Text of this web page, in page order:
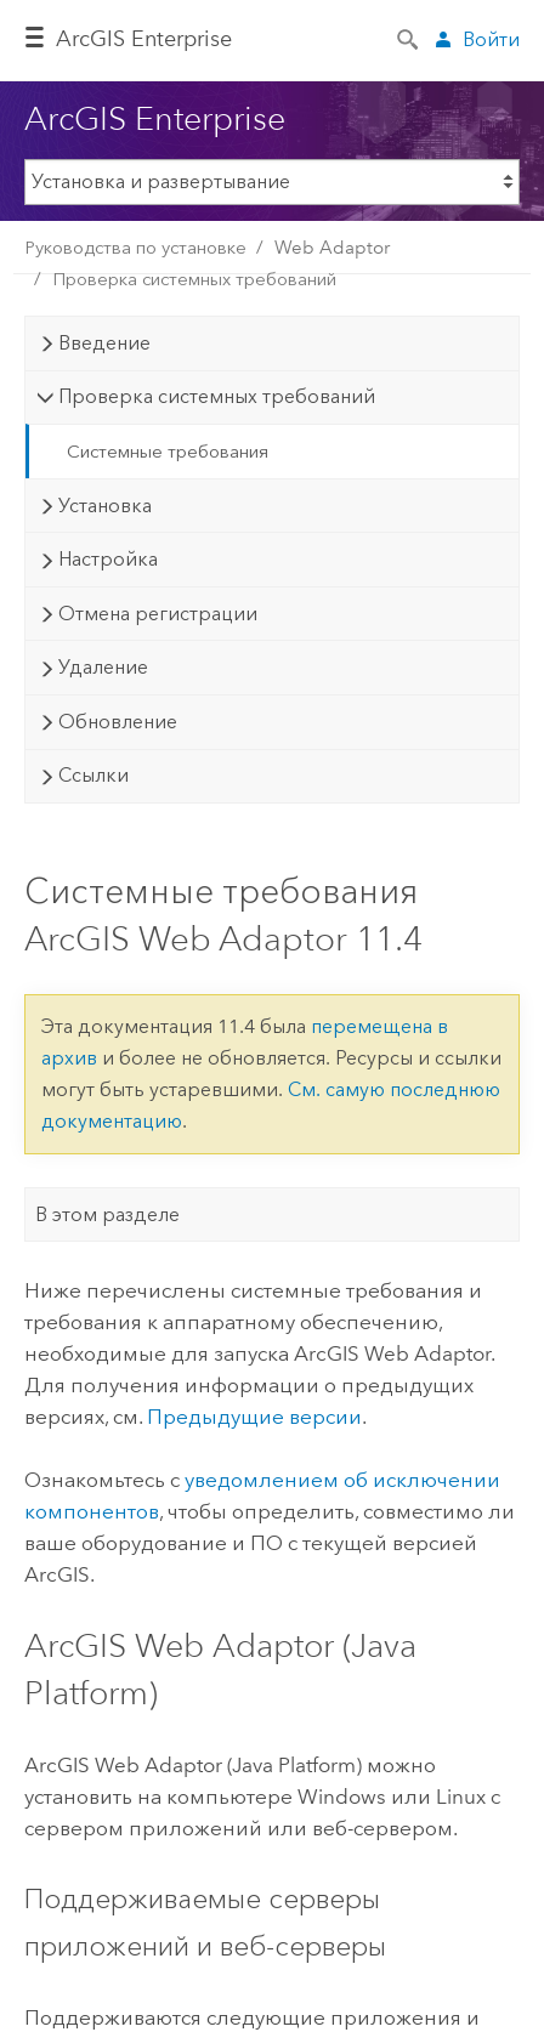
ArcGIS Enterprise Войти
ArcGIS Enterprise
Руководства по установке
Web Adaptor
Проверка системных требований
Введение
Проверка системных требований
Системные требования
Установка
Настройка
Отмена регистрации
Удаление
Обновление
Ссылки
Системные требования
ArcGIS Web Adaptor 11.4
Эта документация 11.4 была перемещена в
архив и более не обновляется. Ресурсы и ссылки
могут быть устаревшими. См. самую последнюю
документацию.
В этом разделе
Ниже перечислены системные требования и
требования к аппаратному обеспечению,
необходимые для запуска ArcGIS Web Adaptor.
Для получения информации о предыдущих
версиях, см. Предыдущие версии.
Ознакомьтесь с уведомлением об исключении
компонентов, чтобы определить, совместимо ли
ваше оборудование и ПО с текущей версией
ArcGIS.
ArcGIS Web Adaptor (Java
Platform)
ArcGIS Web Adaptor (Java Platform)можно
установить на компьютере Windows или Linuxс
сервером приложений или веб-сервером.
Поддерживаемые серверы
приложений и веб-серверы
Поддерживаются следующие приложения и